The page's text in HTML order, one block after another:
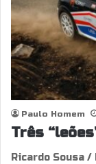
Paulo Homem
Três
Ricardo Sousa